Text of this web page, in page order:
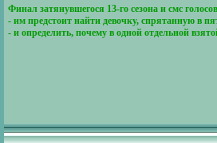
Финал затянувшегося 13-го сезона и смс
- им предстоит найти девочку, спрятанную в
- и определить, почему в одной отдельной